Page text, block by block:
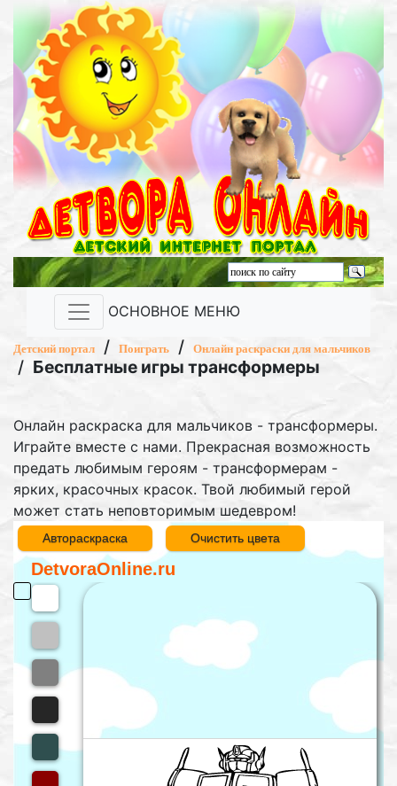
ОСНОВНОЕ МЕНЮ
Детский портал / Поиграть / Онлайн раскраски для мальчиков
/ Бесплатные игры трансформеры
Онлайн раскраска для мальчиков - трансформеры.
Играйте вместе с нами. Прекрасная возможность
предать любимым героям - трансформерам -
ярких, красочных красок. Твой любимый герой
может стать неповторимым шедевром!
Автораскраска Очистить цвета
DetvoraOnline.ru